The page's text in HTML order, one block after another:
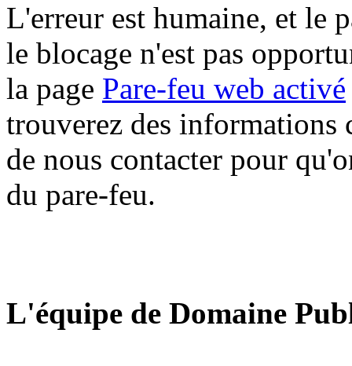
L'erreur est humaine, et le
le blocage n'est pas
la page Pare-feu web activé
trouverez des informations
de nous contacter pour
du pare-feu.
L'équipe de Domaine